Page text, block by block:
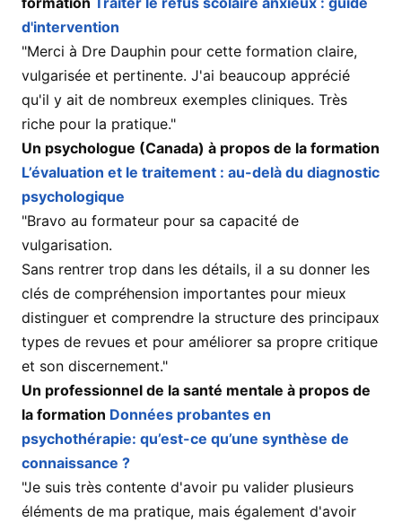
d'intervention
"Merci à Dre Dauphin pour cette formation claire,
vulgarisée et pertinente. J'ai beaucoup apprécié
qu'il y ait de nombreux exemples cliniques. Très
riche pour la pratique."
Un psychologue (Canada) à propos de la formation
L’évaluation et le traitement : au-delà du diagnostic
psychologique
"Bravo au formateur pour sa capacité de
vulgarisation.
Sans rentrer trop dans les détails, il a su donner les
clés de compréhension importantes pour mieux
distinguer et comprendre la structure des principaux
types de revues et pour améliorer sa propre critique
et son discernement."
Un professionnel de la santé mentale à propos de
la formation Données probantes en
psychothérapie: qu’est-ce qu’une synthèse de
connaissance ?
"Je suis très contente d'avoir pu valider plusieurs
éléments de ma pratique, mais également d'avoir